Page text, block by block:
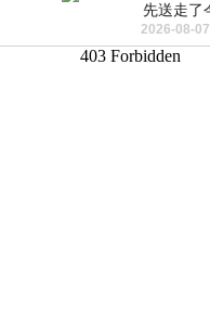
先送走了
以為展場
2026-08-07